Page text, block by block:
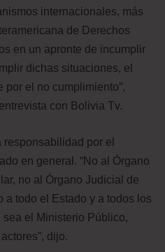
internacionales, más
de Derechos
en un apronte de incumplir
dichas situaciones, el
por el no cumplimiento”,
con Bolivia Tv.
por el
en general. “No al Órgano
no al Órgano Judicial de
a todo el Estado y a todos los
el Ministerio Público,
dijo.